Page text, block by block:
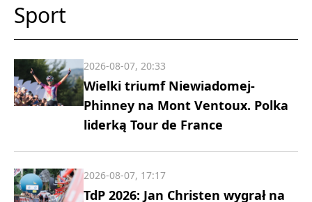
Sport
Wielki triumf Niewiadomej-
Phinney na Mont Ventoux. Polka
liderką Tour de France
2026-08-07, 20:33
TdP 2026: Jan Christen wygrał na
2026-08-07, 17:17